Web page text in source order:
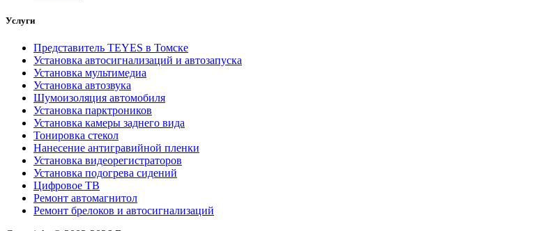
Услуги
Представитель TEYES в Томске
Установка автосигнализаций и автозапуска
Установка мультимедиа
Установка автозвука
Шумоизоляция автомобиля
Установка парктроников
Установка камеры заднего вида
Тонировка стекол
Нанесение антигравийной пленки
Установка видеорегистраторов
Установка подогрева сидений
Цифровое ТВ
Ремонт автомагнитол
Ремонт брелоков и автосигнализаций